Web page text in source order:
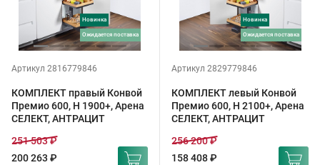
Новинка
ожидается поставка
Артикул 2816779846
КОМПЛЕКТ правый Конвой
Премио 600, H 1900+, Арена
СЕЛЕКТ, АНТРАЦИТ
200 263 ₽
251 503 ₽
Новинка
ожидается поставка
Артикул 2829779846
КОМПЛЕКТ левый Конвой
Премио 600, H 2100+, Арена
СЕЛЕКТ, АНТРАЦИТ
158 408 ₽
256 200 ₽